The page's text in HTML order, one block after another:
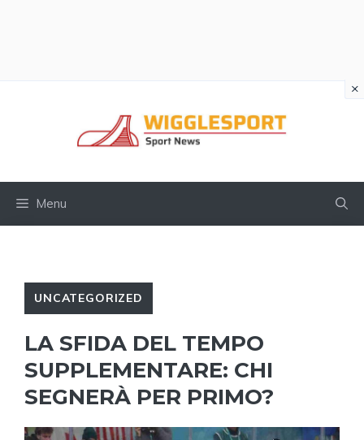
Menu
UNCATEGORIZED
LA SFIDA DEL TEMPO
SUPPLEMENTARE: CHI
SEGNERÀ PER PRIMO?
×